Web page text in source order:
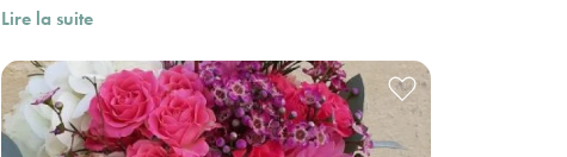
Lire la suite